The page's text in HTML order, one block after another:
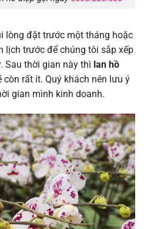
lòng đặt trước một tháng hoặc
lịch trước để chúng tôi sắp xếp
Sau thời gian này thì lan hồ
còn rất ít. Quý khách nên lưu ý
gian mình kinh doanh.